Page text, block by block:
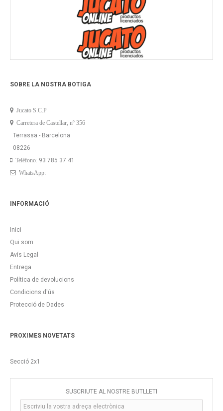
SOBRE LA NOSTRA BOTIGA
Jucato S.C.P
Carretera de Castellar, nº 356
Terrassa - Barcelona
08226
Teléfono: 93 785 37 41
WhatsApp:
INFORMACIÓ
Inici
Qui som
Avís Legal
Entrega
Política de devolucions
Condicions d'ús
Protecció de Dades
PROXIMES NOVETATS
Secció 2x1
SUSCRIUTE AL NOSTRE BUTLLETÍ